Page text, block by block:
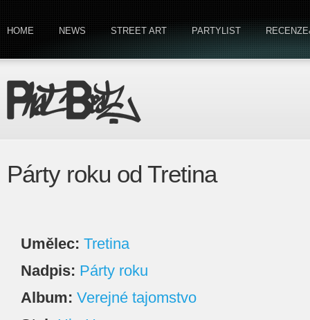
HOME NEWS STREET ART PARTYLIST
Párty roku od Tretina
Umělec: Tretina
Nadpis: Párty roku
Album: Verejné tajomstvo